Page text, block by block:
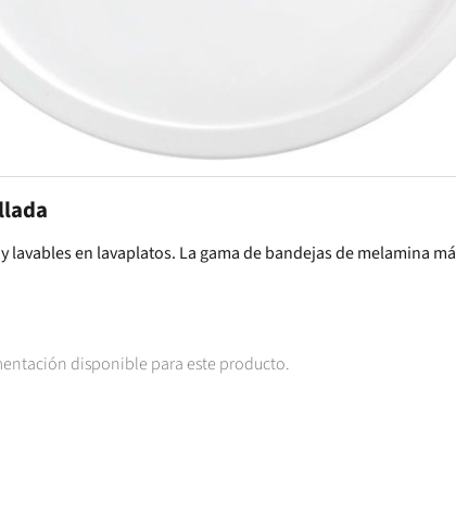
lavables en lavaplatos. La gama de bandejas de melamina
disponible para este producto.